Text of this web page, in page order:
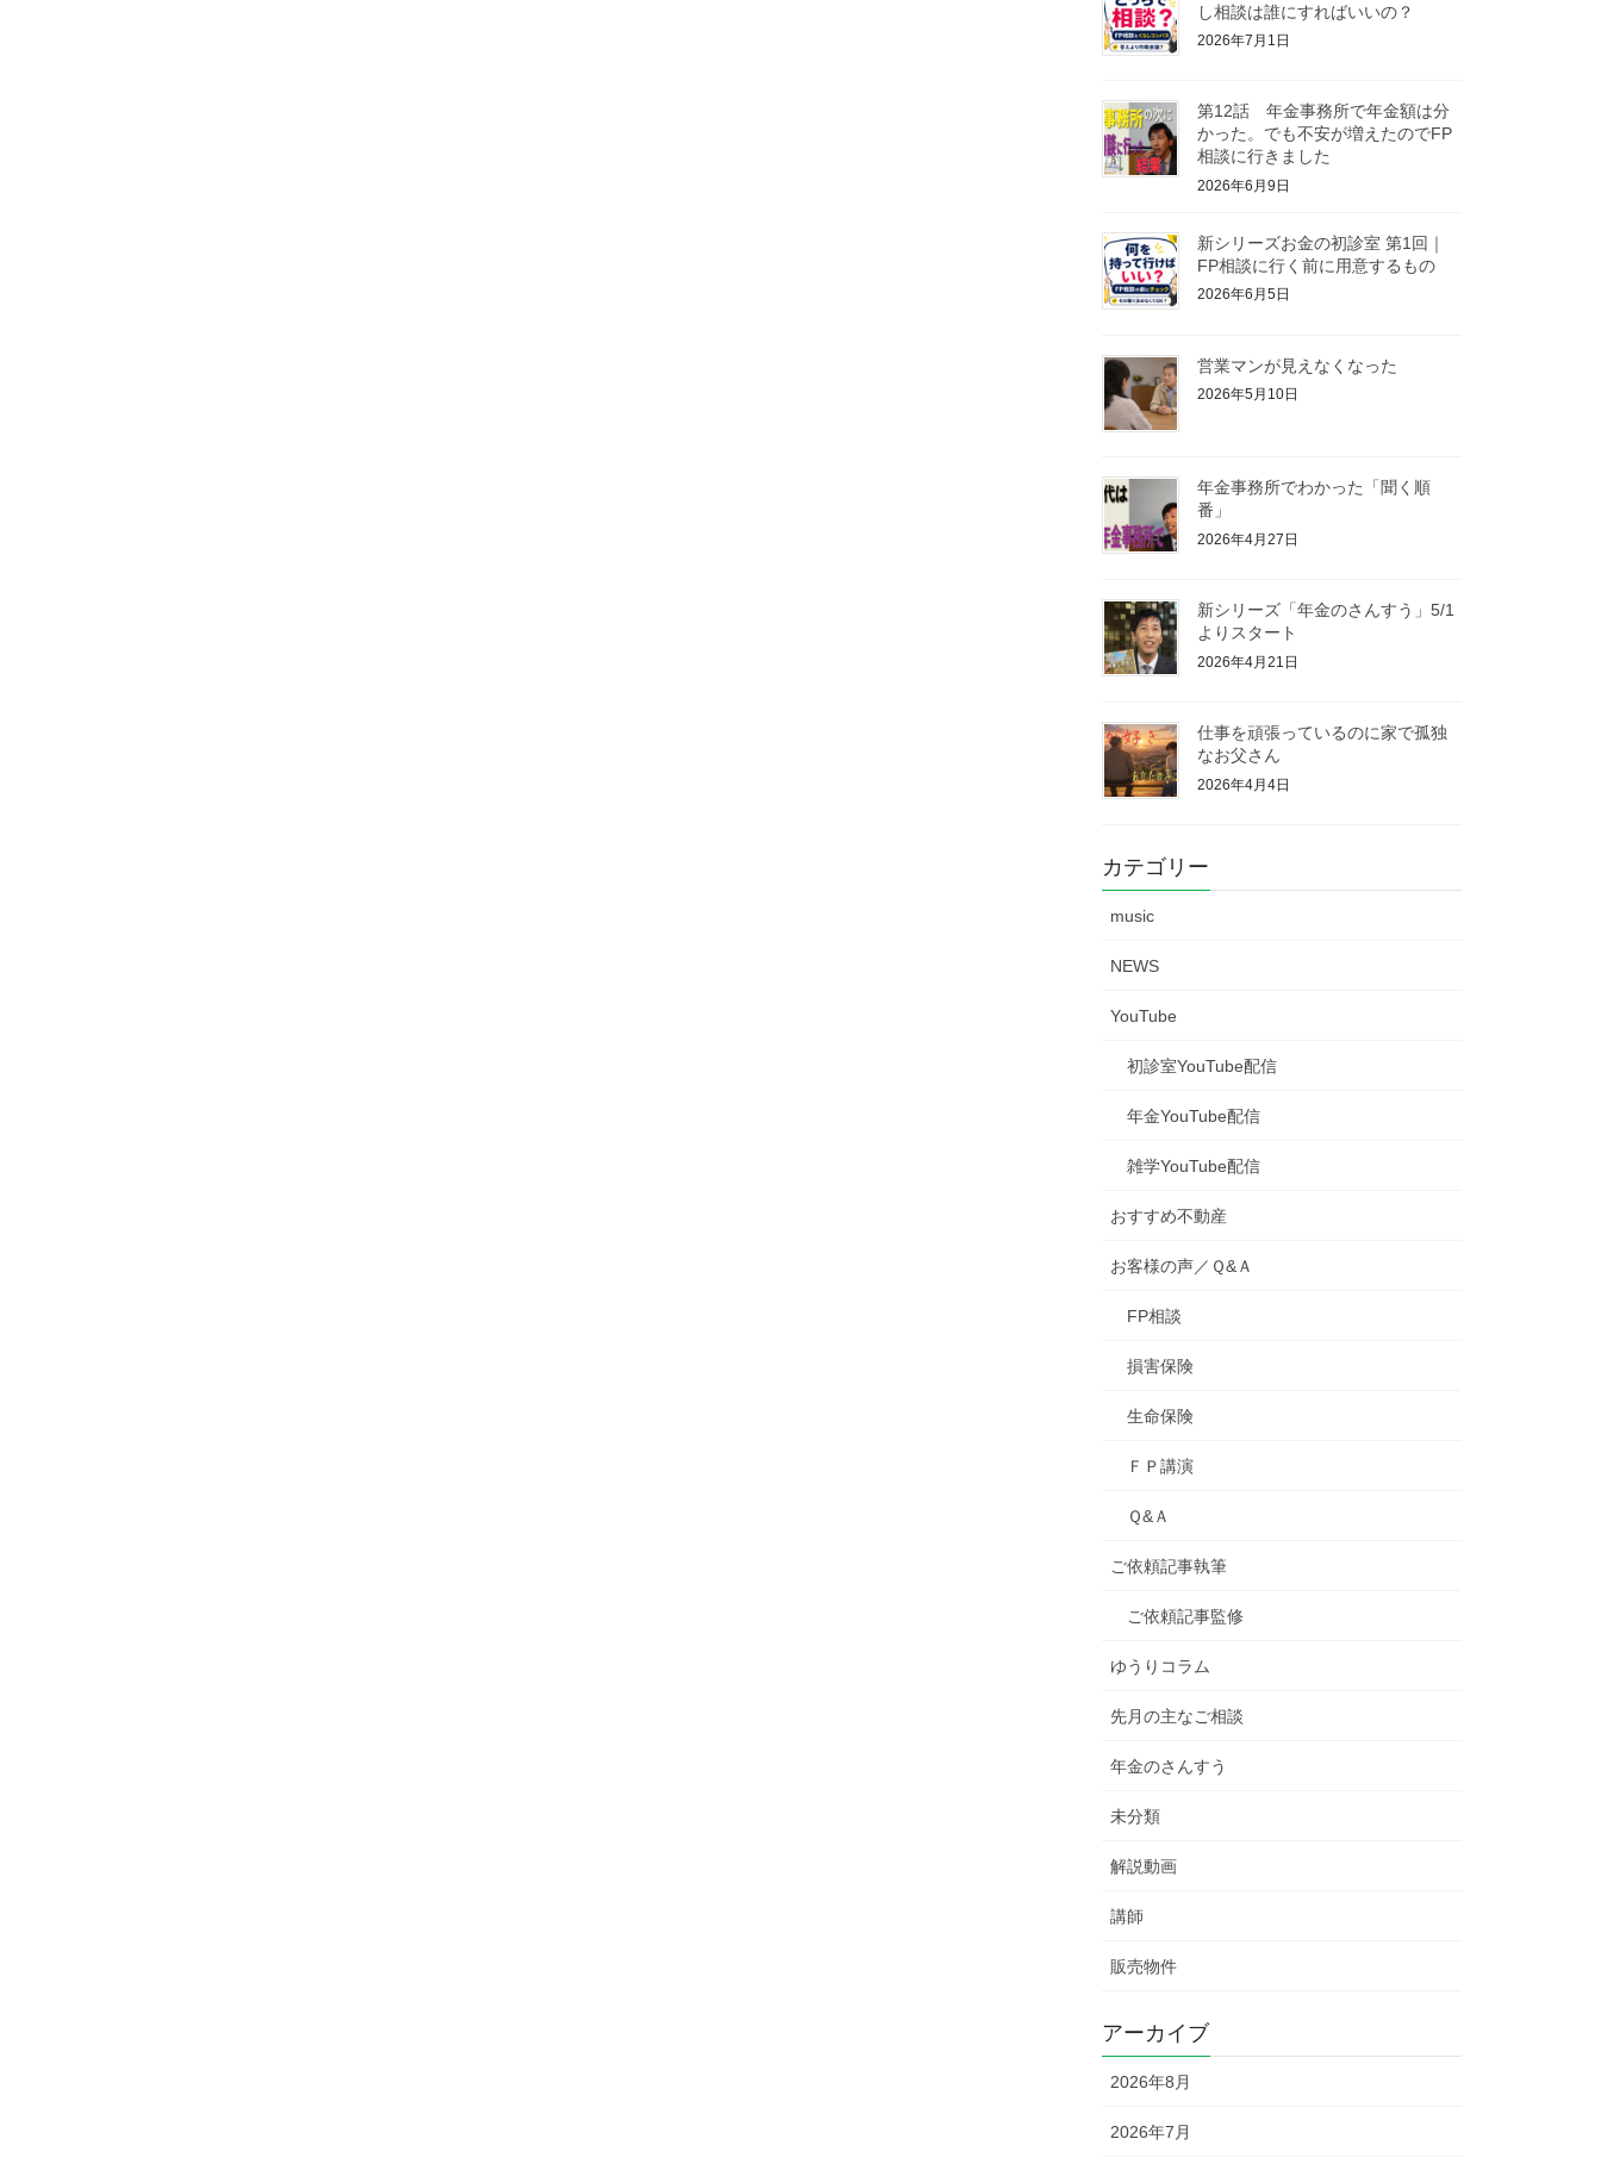
し相談は誰にすればいいの？
2026年7月1日
第12話 年金事務所で年金額は分
かった。でも不安が増えたのでFP
相談に行きました
2026年6月9日
新シリーズお金の初診室 第1回｜
FP相談に行く前に用意するもの
2026年6月5日
営業マンが見えなくなった
2026年5月10日
年金事務所でわかった「聞く順
番」
2026年4月27日
新シリーズ「年金のさんすう」5/1
よりスタート
2026年4月21日
仕事を頑張っているのに家で孤独
なお父さん
2026年4月4日
カテゴリー
music
NEWS
YouTube
初診室YouTube配信
年金YouTube配信
雑学YouTube配信
おすすめ不動産
お客様の声／Ｑ&Ａ
FP相談
損害保険
生命保険
ＦＰ講演
Ｑ&Ａ
ご依頼記事執筆
ご依頼記事監修
ゆうりコラム
先月の主なご相談
年金のさんすう
未分類
解説動画
講師
販売物件
アーカイブ
2026年8月
2026年7月